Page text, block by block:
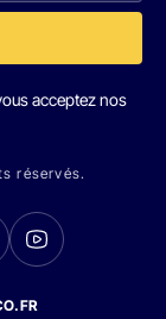
acceptez nos
réservés.